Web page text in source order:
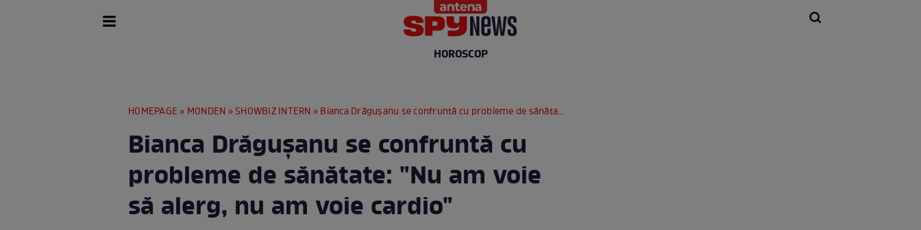
HOROSCOP
HOMEPAGE » MONDEN »SHOWBIZ INTERN » Bianca Drăguşanu se confruntă cu probleme de sănătate: "Nu am voie să alerg, nu am voie cardio"
Bianca Drăguşanu se confruntă cu
probleme de sănătate: "Nu am voie
să alerg, nu am voie cardio"